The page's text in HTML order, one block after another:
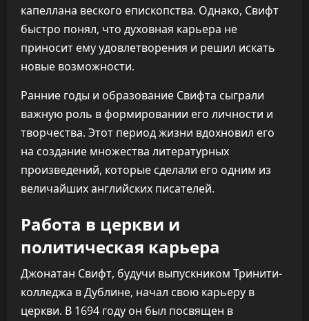
капеллана веского епископства. Однако, Свифт
быстро понял, что духовная карьера не
приносит ему удовлетворения и решил искать
новые возможности.
Ранние годы и образование Свифта сыграли
важную роль в формировании его личности и
творчества. Этот период жизни вдохновил его
на создание множества литературных
произведений, которые сделали его одним из
величайших английских писателей.
Работа в церкви и
политическая карьера
Джонатан Свифт, будучи выпускником Тринити-
колледжа в Дублине, начал свою карьеру в
церкви. В 1694 году он был посвящен в